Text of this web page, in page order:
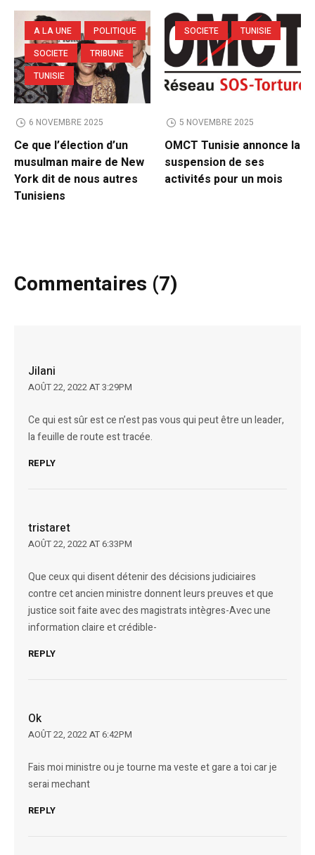
A LA UNE
POLITIQUE
SOCIETE
TRIBUNE
TUNISIE
6 NOVEMBRE 2025
Ce que l’élection d’un
musulman maire de New
York dit de nous autres
Tunisiens
SOCIETE TUNISIE
5 NOVEMBRE 2025
OMCT Tunisie annonce la
suspension de ses
activités pour un mois
Commentaires (7)
Jilani
AOÛT 22, 2022 AT 3:29PM
Ce qui est sûr est ce n’est pas vous qui peut être un leader,
la feuille de route est tracée.
REPLY
tristaret
AOÛT 22, 2022 AT 6:33PM
Que ceux qui disent détenir des décisions judiciaires
contre cet ancien ministre donnent leurs preuves et que
justice soit faite avec des magistrats intègres-Avec une
information claire et crédible-
REPLY
Ok
AOÛT 22, 2022 AT 6:42PM
Fais moi ministre ou je tourne ma veste et gare a toi car je
serai mechant
REPLY